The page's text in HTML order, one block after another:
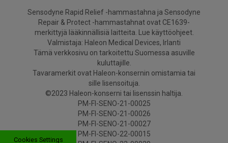
Sensodyne Rapid Relief -hammastahna ja Sensodyne
Repair & Protect -hammastahnat ovat CE1639-
merkittyjä lääkinnällisiä laitteita. Lue käyttöohjeet.
Valmistaja: Haleon Medical Devices, Irlanti
Tämä verkkosivu on tarkoitettu Suomessa asuville
kuluttajille.
Tavaramerkit ovat Haleon-konsernin omistamia tai
sille lisensoituja.
©2023 Haleon-konserni tai lisenssin haltija.
PM-FI-SENO-21-00025
PM-FI-SENO-21-00026
PM-FI-SENO-21-00027
PM-FI-SENO-22-00015
Cookies Settings